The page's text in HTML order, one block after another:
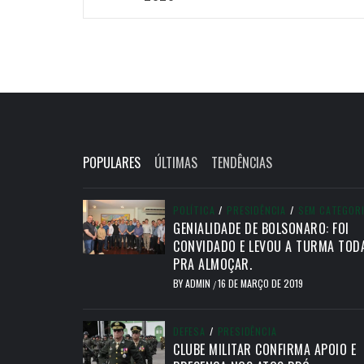
POPULARES ÚLTIMAS TENDÊNCIAS
POLÍTICA / PRESIDÊNCIA / SEM
GENIALIDADE DE BOLSONARO: FOI
CONVIDADO E LEVOU A TURMA
PRA ALMOÇAR.
BYADMIN /16 DE MARÇO DE 2019
DEFESA / PRESIDÊNCIA
CLUBE MILITAR CONFIRMA APOIO E